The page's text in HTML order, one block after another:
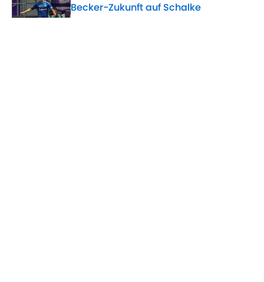
Becker-Zukunft auf Schalke
Published by on Invalid Date